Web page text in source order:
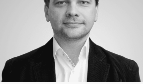
Paul Ross
CEO
„Jestem tym przy żaglu, jestem panem
mojego morza…” Lubię mieć kontrolę nad
swoim życiem. Moja praca jest dla mnie
niesamowita, ponieważ zmusza mnie do
kreatywnego myślenia i zamieniania